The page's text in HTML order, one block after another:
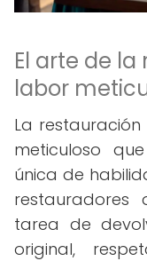
El arte de
labor
La
meticuloso
única de
tarea de
original,